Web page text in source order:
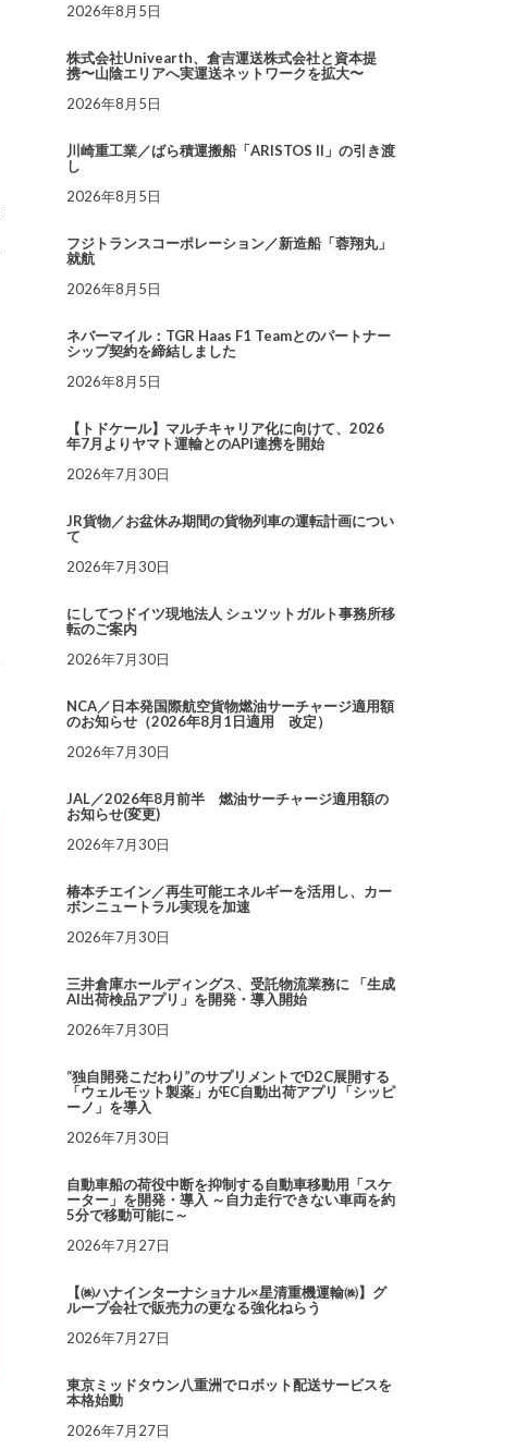
2026年8月5日
株式会社Univearth、倉吉運送株式会社と資本提
携〜山陰エリアへ実運送ネットワークを拡大〜
2026年8月5日
川崎重工業／ばら積運搬船「ARISTOS II」の引き渡
し
2026年8月5日
フジトランスコーポレーション／新造船「蓉翔丸」
就航
2026年8月5日
ネバーマイル：TGR Haas F1 Teamとのパートナー
シップ契約を締結しました
2026年8月5日
【トドケール】マルチキャリア化に向けて、2026
年7月よりヤマト運輸とのAPI連携を開始
2026年7月30日
JR貨物／お盆休み期間の貨物列車の運転計画につい
て
2026年7月30日
にしてつドイツ現地法人 シュツットガルト事務所移
転のご案内
2026年7月30日
NCA／日本発国際航空貨物燃油サーチャージ適用額
のお知らせ（2026年8月1日適用 改定）
2026年7月30日
JAL／2026年8月前半 燃油サーチャージ適用額の
お知らせ(変更)
2026年7月30日
椿本チエイン／再生可能エネルギーを活用し、カー
ボンニュートラル実現を加速
2026年7月30日
三井倉庫ホールディングス、受託物流業務に 「生成
AI出荷検品アプリ」を開発・導入開始
2026年7月30日
“独自開発こだわり”のサプリメントでD2C展開する
「ウェルモット製薬」がEC自動出荷アプリ「シッピ
ーノ」を導入
2026年7月30日
自動車船の荷役中断を抑制する自動車移動用「スケ
ーター」を開発・導入 ～自力走行できない車両を約
5分で移動可能に～
2026年7月27日
【㈱ハナインターナショナル×星清重機運輸㈱】グ
ループ会社で販売力の更なる強化ねらう
2026年7月27日
東京ミッドタウン八重洲でロボット配送サービスを
本格始動
2026年7月27日